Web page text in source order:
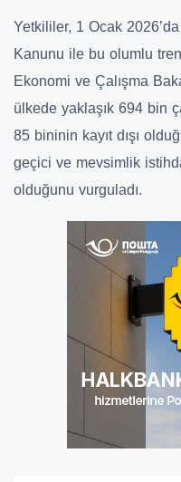
Yetkililer, 1 Ocak
Kanunu ile bu olumlu
Ekonomi ve Çalışma
ülkede yaklaşık 694 bin
85 bininin kayıt dışı
geçici ve mevsimlik
olduğunu vurguladı.